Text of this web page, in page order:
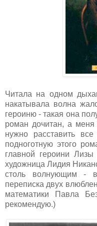
Читала на одном
накатывала волна
героиню - такая она
роман дочитан, а меня
нужно расставить
подноготную этого
главной героини
художница Лидия
столь волнующим -
переписка двух
математики Павла
рекомендую.)